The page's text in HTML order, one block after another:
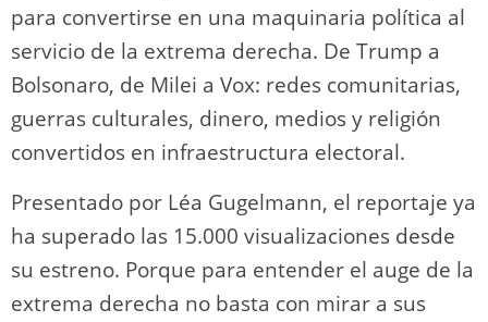
para convertirse en una maquinaria política al
servicio de la extrema derecha. De Trump a
Bolsonaro, de Milei a Vox: redes comunitarias,
guerras culturales, dinero, medios y religión
convertidos en infraestructura electoral.
Presentado por Léa Gugelmann, el reportaje ya
ha superado las 15.000 visualizaciones desde
su estreno. Porque para entender el auge de la
extrema derecha no basta con mirar a sus